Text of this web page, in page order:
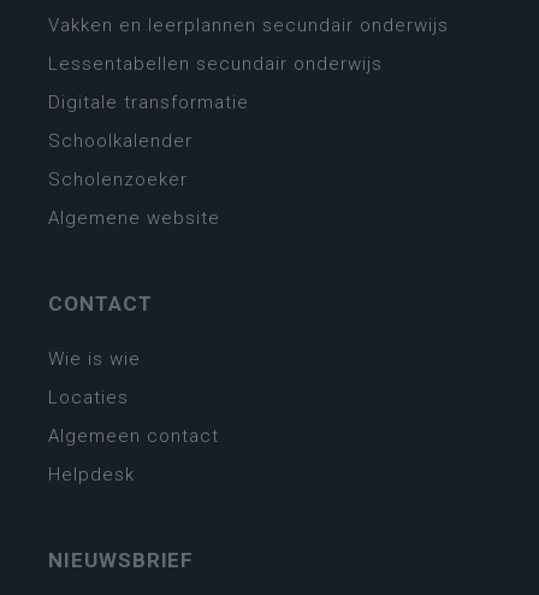
Vakken en leerplannen secundair onderwijs
Lessentabellen secundair onderwijs
Digitale transformatie
Schoolkalender
Scholenzoeker
Algemene website
CONTACT
Wie is wie
Locaties
Algemeen contact
Helpdesk
NIEUWSBRIEF